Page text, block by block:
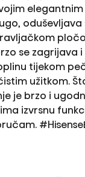
oduševljava
se zagrijava
tijekom
užitkom.
je brzo i
izvrsnu